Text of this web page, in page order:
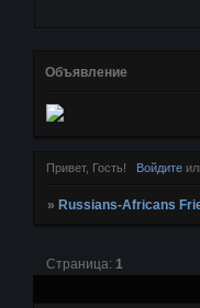
Объявление
Привет, Гость! Войдите
» Russians-Africans
Страница: 1